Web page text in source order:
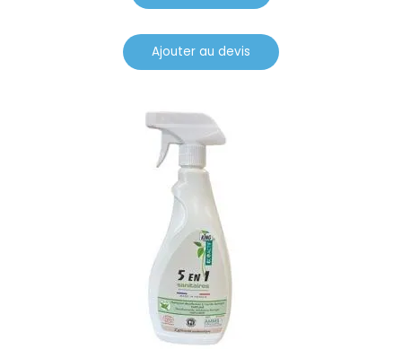
Ajouter au devis